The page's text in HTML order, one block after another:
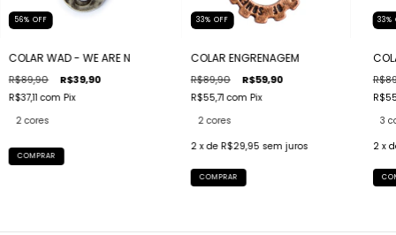
56% OFF
COLAR WAD - WE ARE N
R$89,90 R$39,90
R$37,11com Pix
2 cores
COMPRAR
33% OFF
COLAR ENGRENAGEM
R$89,90 R$59,90
R$55,71com Pix
2 cores
2 x de R$29,95 sem juros
COMPRAR
33%
3
2 x